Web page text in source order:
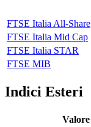
FTSE Italia All-Share
FTSE Italia Mid Cap
FTSE Italia STAR
FTSE MIB
Indici Esteri
Valore